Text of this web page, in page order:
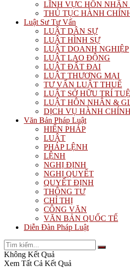
LĨNH VỰC HÔN
THỦ TỤC HÀNH
Luật Sư Tư Vấn
LUẬT DÂN SỰ
LUẬT HÌNH SỰ
LUẬT DOANH NGHIỆP
LUẬT LAO ĐỘNG
LUẬT ĐẤT ĐAI
LUẬT THƯƠNG MẠI
TƯ VẤN LUẬT THUẾ
LUẬT SỞ HỮU TRÍ TUỆ
LUẬT HÔN NHÂN &
DỊCH VỤ HÀNH CHÍNH
Văn Bản Pháp Luật
HIẾN PHÁP
LUẬT
PHÁP LỆNH
LỆNH
NGHỊ ĐỊNH
NGHỊ QUYẾT
QUYẾT ĐỊNH
THÔNG TƯ
CHỈ THỊ
CÔNG VĂN
VĂN BẢN QUỐC TẾ
Diễn Đàn Pháp Luật
Không Kết Quả
Xem Tất Cả Kết Quả